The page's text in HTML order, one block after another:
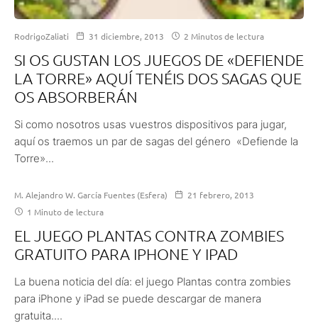
RodrigoZaliati 31 diciembre, 2013 2 Minutos de lectura
SI OS GUSTAN LOS JUEGOS DE «DEFIENDE
LA TORRE» AQUÍ TENÉIS DOS SAGAS QUE
OS ABSORBERÁN
Si como nosotros usas vuestros dispositivos para jugar,
aquí os traemos un par de sagas del género «Defiende la
Torre»...
M. Alejandro W. García Fuentes (Esfera)
21 febrero, 2013
1 Minuto de lectura
EL JUEGO PLANTAS CONTRA ZOMBIES
GRATUITO PARA IPHONE Y IPAD
La buena noticia del día: el juego Plantas contra zombies
para iPhone y iPad se puede descargar de manera
gratuita....